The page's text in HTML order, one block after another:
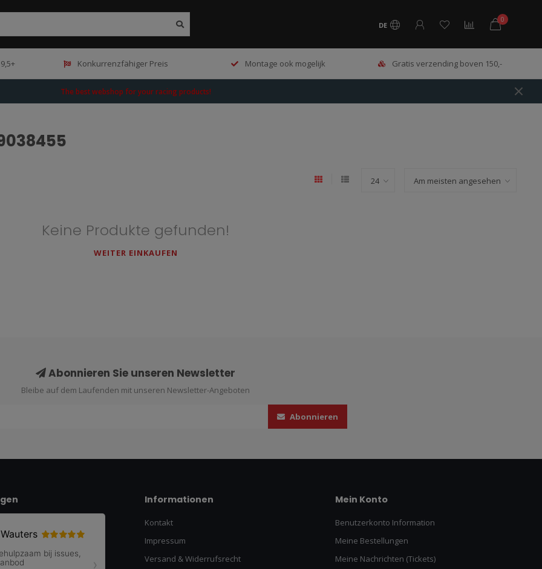
DE
0
Konkurrenzfähiger Preis Montage ook mogelijk Gratis verzending boven 150,-
The best webshop for your racing products!
Keine Produkte gefunden!
WEITER EINKAUFEN
Abonnieren Sie unseren Newsletter
Bleibe auf dem Laufenden mit unseren Newsletter-Angeboten
Abonnieren
Informationen
Kontakt
Impressum
Versand & Widerrufsrecht
Mein Konto
Benutzerkonto Information
Meine Bestellungen
Meine Nachrichten (Tickets)